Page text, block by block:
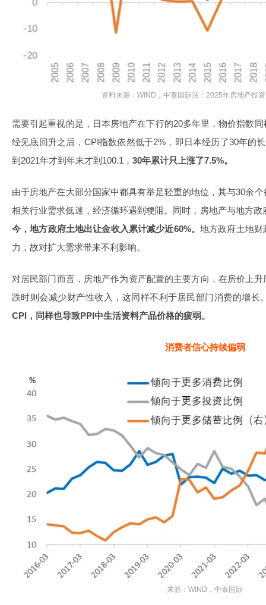
资料来源：WIND，中泰国际注：2025年房地产投
需要引起重视的是，日本房地产在下行的20多年里，物价指数
经见底回升之后，CPI指数依然低于2%，即日本经历了30年的
到2021年才到年末才到100.1， 30年累计只上涨了7.5%。
由于房地产在大部分国家中都具有举足轻重的地位，其与30余
相关行业需求低迷，经济循环遇到梗阻。同时，房地产与地方
今，地方政府土地出让金收入累计减少近60%。 地方政府土地
力，故对扩大需求带来不利影响。
对居民部门而言，房地产作为资产配置的主要方向，在房价上
跌时则会减少财产性收入，这同样不利于居民部门消费的增长
CPI，同样也导致PPI中生活资料产品价格的疲弱。
消费者信心持续偏弱
来源：WIND，中泰国际